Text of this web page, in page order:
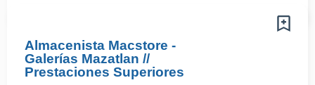
Almacenista Macstore -
Galerías Mazatlan //
Prestaciones Superiores